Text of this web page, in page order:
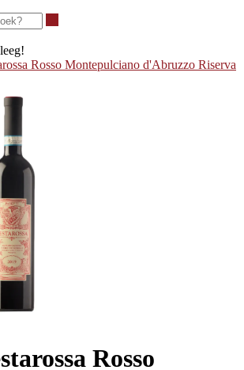
Rosso Montepulciano d'Abruzzo Riserva
Rosso